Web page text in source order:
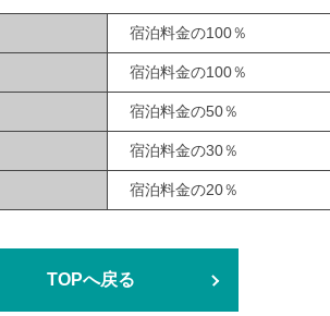
宿泊料金の100％
宿泊料金の100％
宿泊料金の50％
宿泊料金の30％
宿泊料金の20％
TOPへ戻る